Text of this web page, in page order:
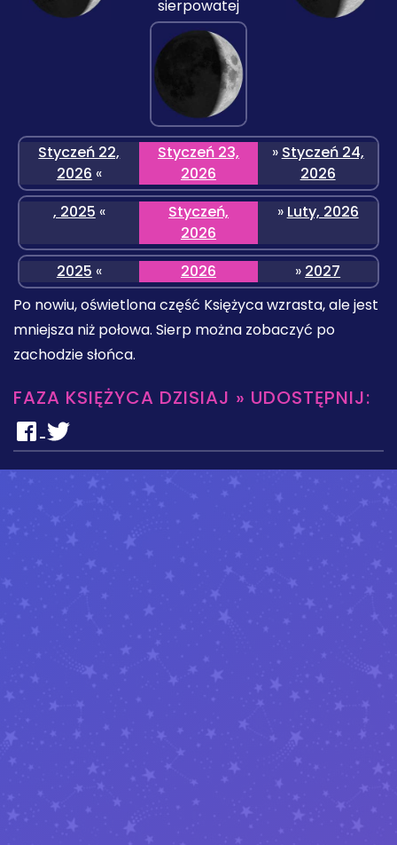
sierpowatej
Styczeń 22,
2026 «
Styczeń 23,
2026
» Styczeń 24,
2026
, 2025 «
Styczeń,
2026
» Luty, 2026
2025 « 2026 » 2027
Po nowiu, oświetlona część Księżyca wzrasta, ale jest
mniejsza niż połowa. Sierp można zobaczyć po
zachodzie słońca.
FAZA KSIĘŻYCA DZISIAJ » UDOSTĘPNIJ: